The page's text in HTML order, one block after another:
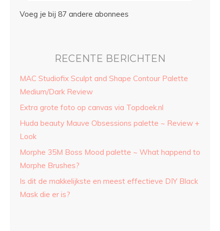
Voeg je bij 87 andere abonnees
RECENTE BERICHTEN
MAC Studiofix Sculpt and Shape Contour Palette
Medium/Dark Review
Extra grote foto op canvas via Topdoek.nl
Huda beauty Mauve Obsessions palette ~ Review +
Look
Morphe 35M Boss Mood palette ~ What happend to
Morphe Brushes?
Is dit de makkelijkste en meest effectieve DIY Black
Mask die er is?